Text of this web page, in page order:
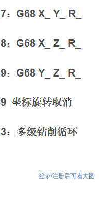
登录/注册后可看大图